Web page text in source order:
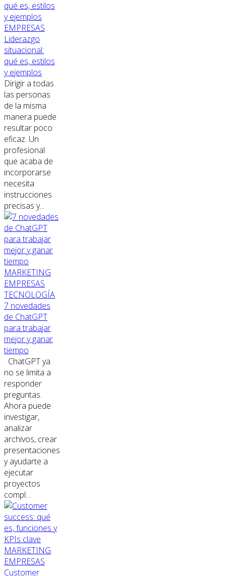
EMPRESAS
Liderazgo
situacional:
qué es, estilos
y ejemplos
Dirigir a todas
las personas
de la misma
manera puede
resultar poco
eficaz. Un
profesional
que acaba de
incorporarse
necesita
instrucciones
precisas y...
MARKETING
EMPRESAS
TECNOLOGÍA
7 novedades
de ChatGPT
para trabajar
mejor y ganar
tiempo
ChatGPT ya
no se limita a
responder
preguntas.
Ahora puede
investigar,
analizar
archivos, crear
presentaciones
y ayudarte a
ejecutar
proyectos
compl...
MARKETING
EMPRESAS
Customer